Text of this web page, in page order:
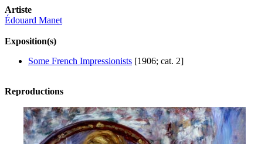
Artiste
Édouard Manet
Exposition(s)
Some French Impressionists [1906; cat. 2]
Reproductions